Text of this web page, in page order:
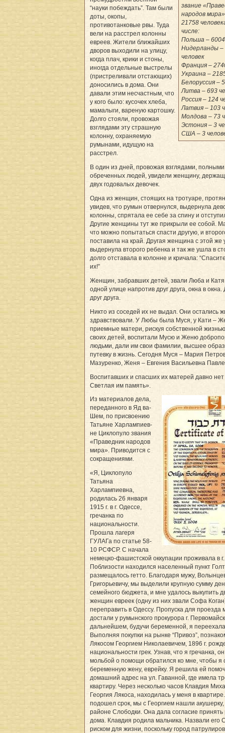
звание
народов
21758
числе:
Польша – 6004
Нидерланды –
человек
Франция –
Украина –
Белоруссия –
Литва – 693
Россия – 124
Латвия – 103
Молдова – 73
Эстония – 3
США – 3
“науки побеждать”. Там были
доты, окопы,
противотанковые рвы. Туда
вели на расстрел колонны
евреев. Жители ближайших
дворов выходили на улицу,
когда плач, крики и стоны,
иногда отдельные выстрелы
(пристреливали отстающих)
доносились в дома. Они
давали этим несчастным, что
у кого было: кусочек хлеба,
мамалыги, вареную картошку.
Долго стояли, провожая
взглядами эту страшную
колонну, охраняемую
румынами, идущую на
расстрел.
В один из дней, провожая взглядами, полными
обреченных людей, увидели женщину,
двух годовалых девочек.
Одна из женщин, стоящих на тротуаре,
увидев, что румын отвернулся, выдернула
колонны, спрятала ее себе за спину и
Другие женщины тут же прикрыли ее собой.
что можно попытаться спасти другую, и
поставила на край. Другая женщина с этой же
выдернула второго ребенка и так же ушла в
долго отставала в колонне и кричала:
их!”
Женщин, забравших детей, звали Люба и
одной улице напротив друг друга, окна в
друг друга.
Никто из соседей их не выдал. Они остались
здравствовали. У Любы была Муся, у Кати –
приемные матери, рискуя собственной
своих детей, воспитали Мусю и Женю
людьми, дали им свои фамилии, высшее
путевку в жизнь. Сегодня Муся – Мария
Мазуренко, Женя – Ев­ге­ния Васильевна
Воспитавших и спасших их матерей давно
Светлая им память».
Из материалов дела,
переданного в Яд ва-
Шем, по присвоению
Татьяне Хар­лам­пиев­
не Цик­ло­пу­ло звания
«Праведник народов
ми­ра». Приводится с
сокращениями.
«Я, Циклопуло
Татьяна
Харлампиевна,
родилась 26 января
1915 г. в г. Одессе,
гречанка по
национальности.
Прошла лагеря
ГУЛАГа по статье 58-
10 РСФСР. С начала
немецко-фашистской оккупации проживала в
Поблизости находился населенный пункт
размещалось гетто. Благодаря мужу,
Григорьевичу, мы выделили крупную сумму
семейного бюджета, и мне удалось выкупить
женщин евреек (одну из них звали Софа
переправить в Одессу. Пропуска для проезда
достали у румынского прокурора г.
дальнейшем, будучи беременной, я переехала
Выполняя покупки на рынке “Привоз”,
Лякосом Георгием Николаевичем, 1896 г.
национальности грек. Узнав, что я гречанка,
мольбой о помощи обратился ко мне, чтобы я
беременную жену, еврейку. Я решила ей
домашний адрес на ул. Гаванной, где имела
квартиру. Через несколько часов Клавдия
Георгия Лякоса, находилась у меня в
подошел срок, мы с Георгием нашли
районе Слободки. Она дала согласие
дома. Клавдия родила мальчика. Назвали его
риском для жизни, поскольку город